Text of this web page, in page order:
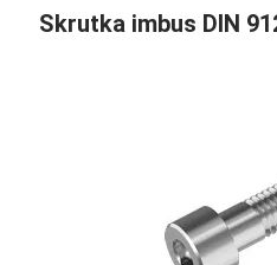
Skrutka imbus DIN